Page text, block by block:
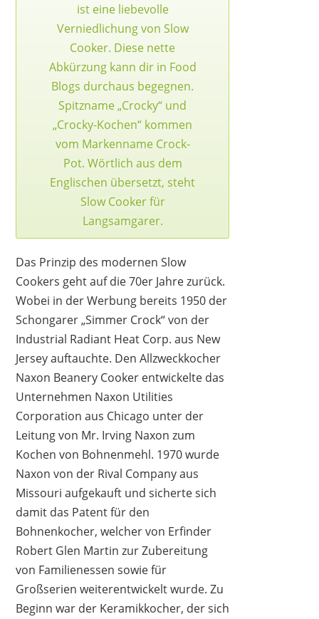
ELITE GOURMET
17,99 €*
OLVY
49,99 €*
ist eine liebevolle
Verniedlichung von Slow
Cooker. Diese nette
Abkürzung kann dir in Food
Blogs durchaus begegnen.
Spitzname „Crocky“ und
„Crocky-Kochen“ kommen
vom Markenname Crock-
Pot. Wörtlich aus dem
Englischen übersetzt, steht
Slow Cooker für
Langsamgarer.
Das Prinzip des modernen Slow
Cookers geht auf die 70er Jahre zurück.
Wobei in der Werbung bereits 1950 der
Schongarer „Simmer Crock“ von der
Industrial Radiant Heat Corp. aus New
Jersey auftauchte. Den Allzweckkocher
Naxon Beanery Cooker entwickelte das
Unternehmen Naxon Utilities
Corporation aus Chicago unter der
Leitung von Mr. Irving Naxon zum
Kochen von Bohnenmehl. 1970 wurde
Naxon von der Rival Company aus
Missouri aufgekauft und sicherte sich
damit das Patent für den
Bohnenkocher, welcher von Erfinder
Robert Glen Martin zur Zubereitung
von Familienessen sowie für
Großserien weiterentwickelt wurde. Zu
Beginn war der Keramikkocher, der sich